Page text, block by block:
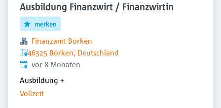
Ausbildung Finanzwirt / Finanzwirtin
merken
Finanzamt Borken
46325 Borken, Deutschland
Veröffentlicht:
vor 8 Monaten
Ausbildung +
Vollzeit